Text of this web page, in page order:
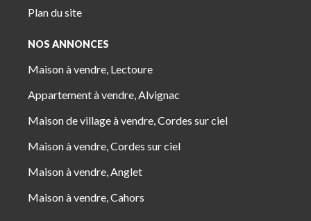
Plan du site
NOS ANNONCES
Maison à vendre, Lectoure
Appartement à vendre, Alvignac
Maison de village à vendre, Cordes sur ciel
Maison à vendre, Cordes sur ciel
Maison à vendre, Anglet
Maison à vendre, Cahors